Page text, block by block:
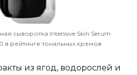
сыворотка Intensive Skin Serum
в рейтинге тональных кремов
из ягод, водорослей и